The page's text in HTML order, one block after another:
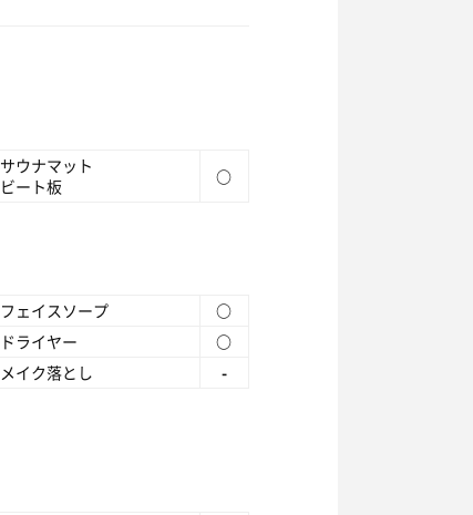
サウナマット
ビート板
○
フェイスソープ
○
ドライヤー
○
メイク落とし
-